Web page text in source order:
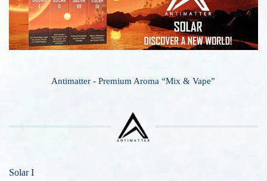
Antimatter - Premium Aroma “Mix & Vape”
Solar I